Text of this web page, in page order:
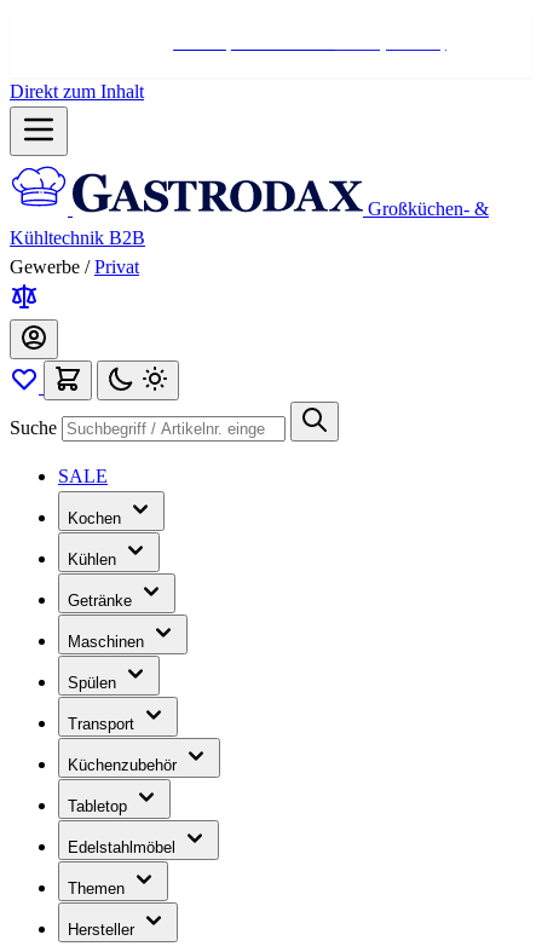
Direkt zum Inhalt
Großküchen- &
Kühltechnik B2B
Gewerbe / Privat
Suche
SALE
Kochen
Kühlen
Getränke
Maschinen
Spülen
Transport
Küchenzubehör
Tabletop
Edelstahlmöbel
Themen
Hersteller